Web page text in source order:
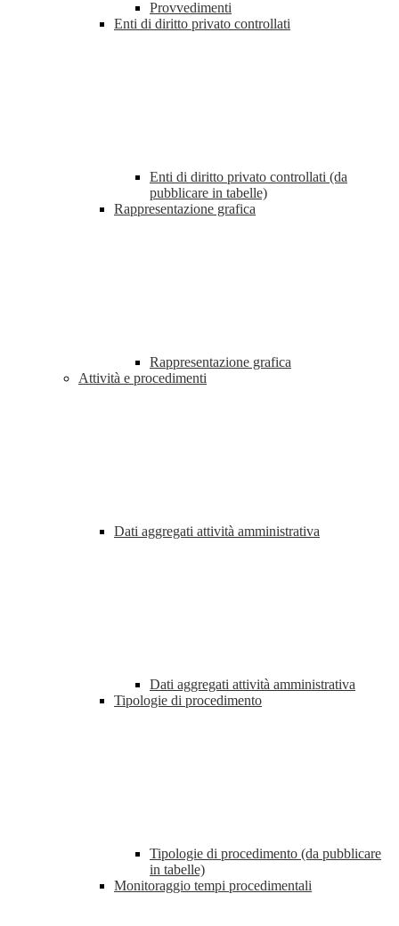
Provvedimenti
Enti di diritto privato controllati
Enti di diritto privato controllati (da
pubblicare in tabelle)
Rappresentazione grafica
Rappresentazione grafica
Attività e procedimenti
Dati aggregati attività amministrativa
Dati aggregati attività amministrativa
Tipologie di procedimento
Tipologie di procedimento (da pubblicare
in tabelle)
Monitoraggio tempi procedimentali